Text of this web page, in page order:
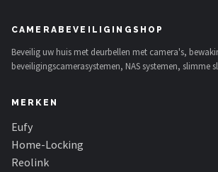
CAMERABEVEILIGINGSHOP
Beveilig uw huis met deurbellen met camera's,
beveiligingscamerasystemen, NAS systemen, slimme
MERKEN
Eufy
Home-Locking
Reolink